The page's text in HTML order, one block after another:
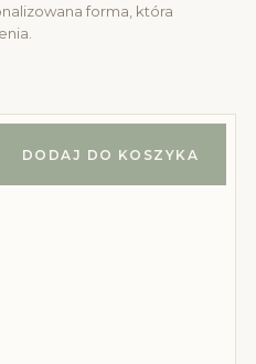
forma, która
DODAJ DO KOSZYKA